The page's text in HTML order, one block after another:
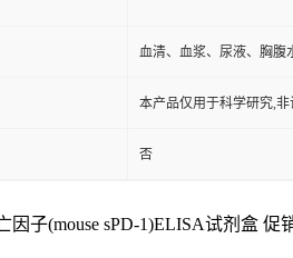
血清、血浆、尿液、胸腹
本产品仅用于科学研究,
否
因子(mouse sPD-1)ELISA试剂盒 促